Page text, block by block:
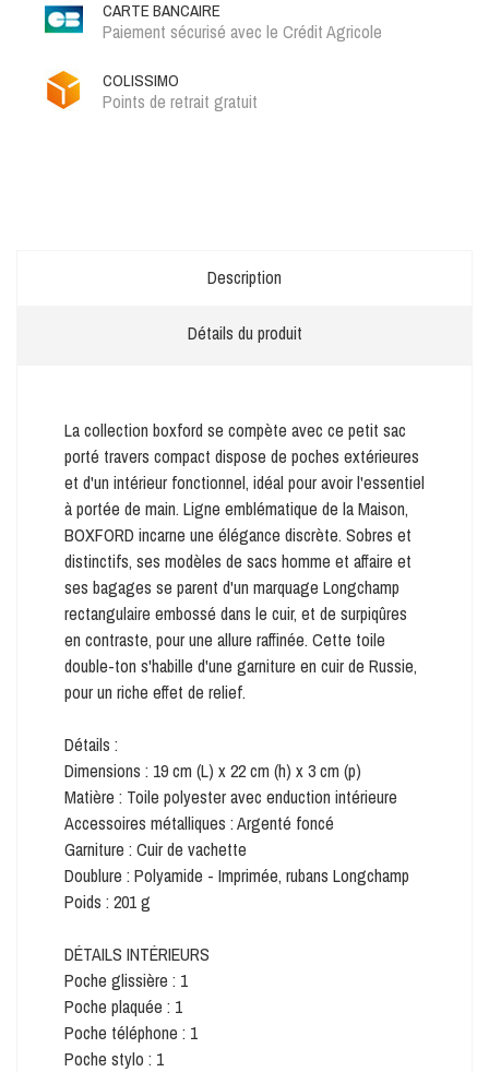
CARTE BANCAIRE
Paiement sécurisé avec le Crédit Agricole
COLISSIMO
Points de retrait gratuit
Description
Détails du produit
La collection boxford se compète avec ce petit sac
porté travers compact dispose de poches extérieures
et d'un intérieur fonctionnel, idéal pour avoir l'essentiel
à portée de main. Ligne emblématique de la Maison,
BOXFORD incarne une élégance discrète. Sobres et
distinctifs, ses modèles de sacs homme et affaire et
ses bagages se parent d'un marquage Longchamp
rectangulaire embossé dans le cuir, et de surpiqûres
en contraste, pour une allure raffinée. Cette toile
double-ton s'habille d'une garniture en cuir de Russie,
pour un riche effet de relief.
Détails :
Dimensions : 19 cm (L) x 22 cm (h) x 3 cm (p)
Matière : Toile polyester avec enduction intérieure
Accessoires métalliques : Argenté foncé
Garniture : Cuir de vachette
Doublure : Polyamide - Imprimée, rubans Longchamp
Poids : 201 g
DÉTAILS INTÉRIEURS
Poche glissière : 1
Poche plaquée : 1
Poche téléphone : 1
Poche stylo : 1